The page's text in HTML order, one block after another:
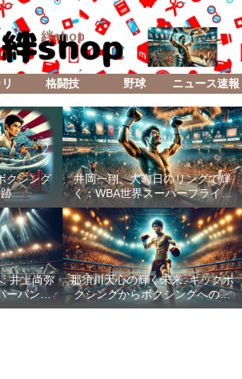
絆shop
格闘技 野球 ニュース速報
クシング
井岡一翔、大晦日のリングで輝
く：WBA世界スーパーフライ級
防衛戦「Lifetime Boxing Fights
18」
: 井上尚弥
ーバンタ
」
那須川天心の輝く未来: キックボ
クシングからボクシングへの成
功した転身